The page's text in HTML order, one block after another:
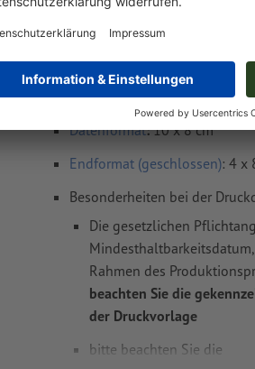
Druckdatenhinweise
Datenformat:10 x 8 cm
Endformat (geschlossen): 4 x
Besonderheiten bei der
Die gesetzlichen
Rahmen des
beachten Sie die
der Druckvorlage
bitte beachten Sie die